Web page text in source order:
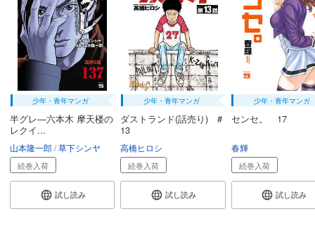
少年・青年マンガ
半グレ―六本木 摩天楼の
レクイ...
山本隆一郎 草下シンヤ
続巻入荷
試し読み
少年・青年マンガ
ダストランド(話売り) #
13
高橋ヒロシ
続巻入荷
試し読み
少年・青年マンガ
センセ。 17
春輝
続巻入荷
試し読み